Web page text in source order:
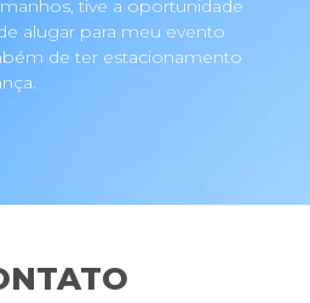
tive a oportunidade
alugar para meu evento
de ter estacionamento